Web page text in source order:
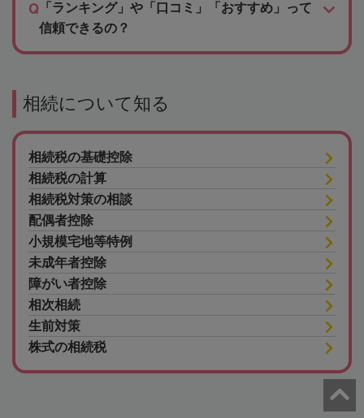
「ランキング」や「口コミ」「おすすめ」って
信頼できるの？
相続について知る
相続税の基礎控除
相続税の計算
相続税対策の相談
配偶者控除
小規模宅地等特例
未成年者控除
障がい者控除
相次相続
生前対策
株式の相続税